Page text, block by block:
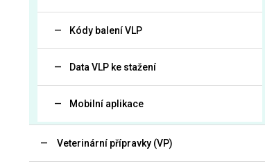
Kódy balení VLP
Data VLP ke stažení
Mobilní aplikace
Veterinární přípravky (VP)